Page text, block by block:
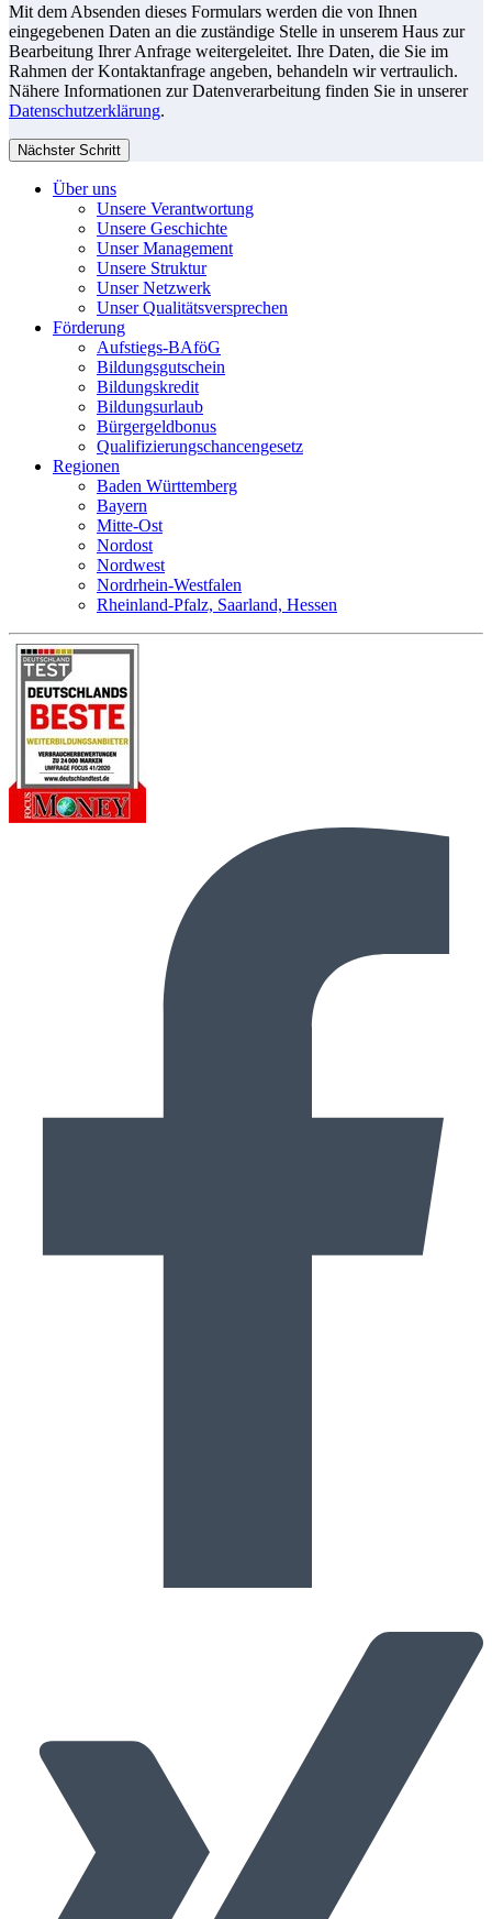
Mit dem Absenden dieses Formulars werden die von Ihnen
eingegebenen Daten an die zuständige Stelle in unserem Haus zur
Bearbeitung Ihrer Anfrage weitergeleitet. Ihre Daten, die Sie im
Rahmen der Kontaktanfrage angeben, behandeln wir vertraulich.
Nähere Informationen zur Datenverarbeitung finden Sie in unserer
Datenschutzerklärung.
Nächster Schritt
Über uns
Unsere Verantwortung
Unsere Geschichte
Unser Management
Unsere Struktur
Unser Netzwerk
Unser Qualitätsversprechen
Förderung
Aufstiegs-BAföG
Bildungsgutschein
Bildungskredit
Bildungsurlaub
Bürgergeldbonus
Qualifizierungschancengesetz
Regionen
Baden Württemberg
Bayern
Mitte-Ost
Nordost
Nordwest
Nordrhein-Westfalen
Rheinland-Pfalz, Saarland, Hessen